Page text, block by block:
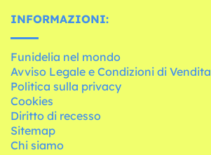
INFORMAZIONI:
Funidelia nel mondo
Avviso Legale e Condizioni di Vendita
Politica sulla privacy
Cookies
Diritto di recesso
Sitemap
Chi siamo